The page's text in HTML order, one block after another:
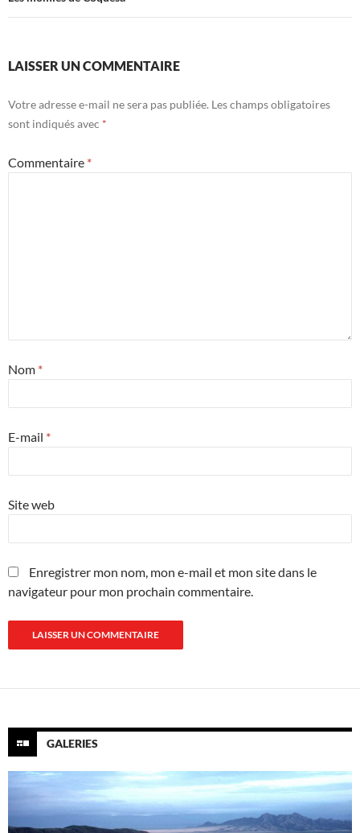
LAISSER UN COMMENTAIRE
Votre adresse e-mail ne sera pas publiée. Les champs obligatoires
sont indiqués avec *
Commentaire *
Nom *
E-mail *
Site web
Enregistrer mon nom, mon e-mail et mon site dans le
navigateur pour mon prochain commentaire.
GALERIES